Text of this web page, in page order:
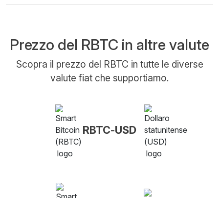
Prezzo del RBTC in altre valute
Scopra il prezzo del RBTC in tutte le diverse
valute fiat che supportiamo.
RBTC-USD